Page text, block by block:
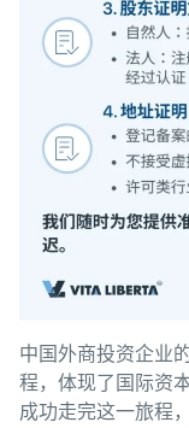
中国外商投资企业
程，体现了国际资
成功走完这一旅程